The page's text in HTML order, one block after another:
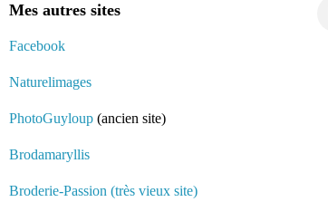
Mes autres sites
Facebook
Naturelimages
PhotoGuyloup (ancien site)
Brodamaryllis
Broderie-Passion (très vieux site)